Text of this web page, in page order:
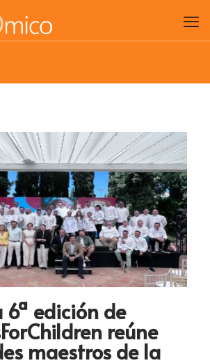
6ª edición de
reúne
maestros de la